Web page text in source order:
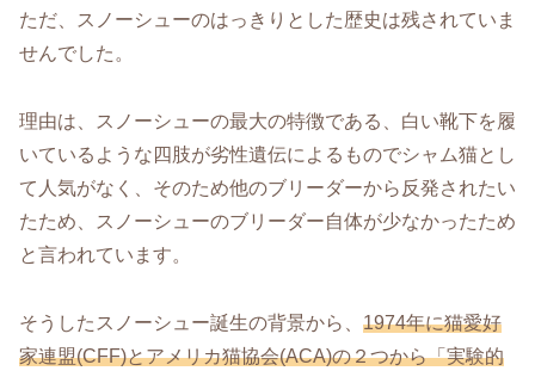
ただ、スノーシューのはっきりとした歴史は残されていま
せんでした。
理由は、スノーシューの最大の特徴である、白い靴下を履
いているような四肢が劣性遺伝によるものでシャム猫とし
て人気がなく、そのため他のブリーダーから反発されたい
たため、スノーシューのブリーダー自体が少なかったため
と言われています。
そうしたスノーシュー誕生の背景から、 1974年に猫愛好
家連盟(CFF)とアメリカ猫協会(ACA)の２つから「実験的